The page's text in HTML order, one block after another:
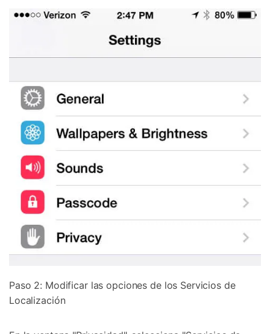
Paso 2: Modificar las opciones de los Servicios de
Localización